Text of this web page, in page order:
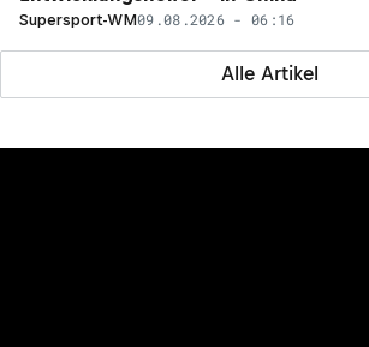
Alle Artikel
Supersport-WM09.08.2026 - 06:16